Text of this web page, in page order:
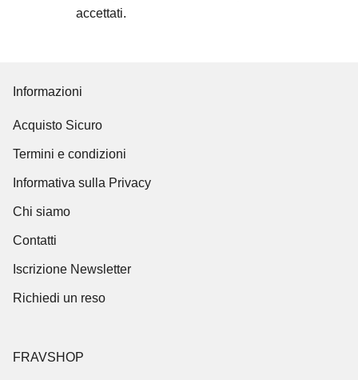
accettati.
Informazioni
Acquisto Sicuro
Termini e condizioni
Informativa sulla Privacy
Chi siamo
Contatti
Iscrizione Newsletter
Richiedi un reso
FRAVSHOP